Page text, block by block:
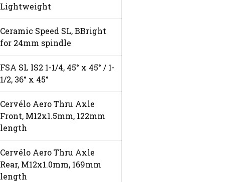
Lightweight
Ceramic Speed SL, BBright
for 24mm spindle
FSA SL IS2 1-1/4, 45° x 45° / 1-
1/2, 36° x 45°
Cervélo Aero Thru Axle
Front, M12x1.5mm, 122mm
length
Cervélo Aero Thru Axle
Rear, M12x1.0mm, 169mm
length